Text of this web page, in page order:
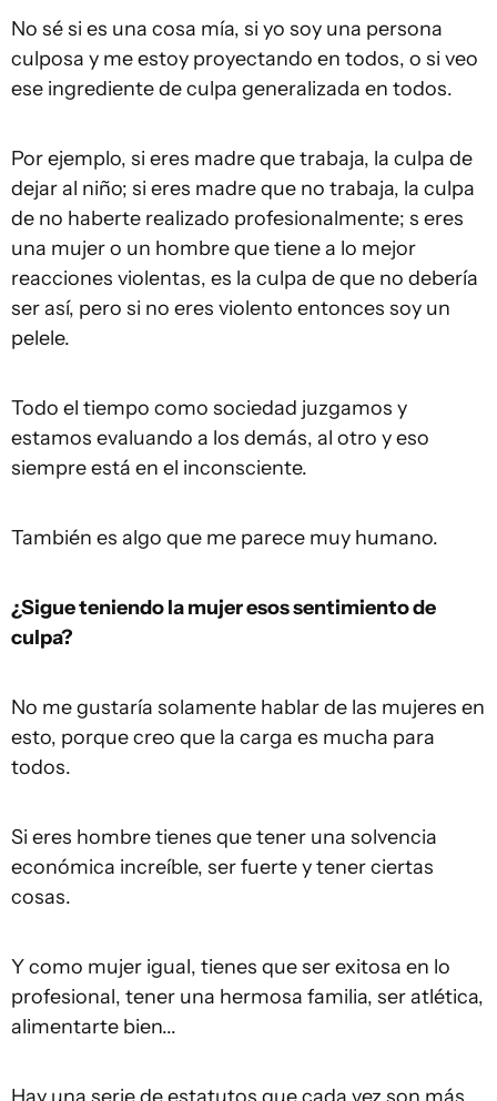
No sé si es una cosa mía, si yo soy una persona
culposa y me estoy proyectando en todos, o si veo
ese ingrediente de culpa generalizada en todos.
Por ejemplo, si eres madre que trabaja, la culpa de
dejar al niño; si eres madre que no trabaja, la culpa
de no haberte realizado profesionalmente; s eres
una mujer o un hombre que tiene a lo mejor
reacciones violentas, es la culpa de que no debería
ser así, pero si no eres violento entonces soy un
pelele.
Todo el tiempo como sociedad juzgamos y
estamos evaluando a los demás, al otro y eso
siempre está en el inconsciente.
También es algo que me parece muy humano.
¿Sigue teniendo la mujer esos sentimiento de
culpa?
No me gustaría solamente hablar de las mujeres en
esto, porque creo que la carga es mucha para
todos.
Si eres hombre tienes que tener una solvencia
económica increíble, ser fuerte y tener ciertas
cosas.
Y como mujer igual, tienes que ser exitosa en lo
profesional, tener una hermosa familia, ser atlética,
alimentarte bien...
Hay una serie de estatutos que cada vez son más